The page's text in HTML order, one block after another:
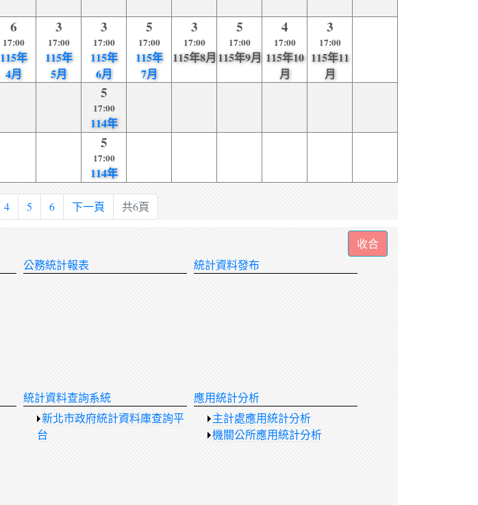
6
17:00
115年
4月
3
17:00
115年
5月
3
17:00
115年
6月
5
17:00
115年
7月
3
17:00
115年8月
5
17:00
115年9月
4
17:00
115年10
月
3
17:00
115年11
月
5
17:00
114年
5
17:00
114年
4 5 6 下一頁 共6頁
公務統計報表 統計資料發布
統計資料查詢系統
新北市政府統計資料庫查詢平
台
應用統計分析
主計處應用統計分析
機關公所應用統計分析